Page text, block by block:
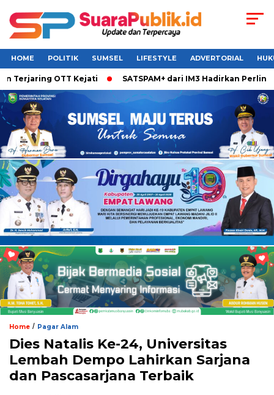
HOME POLITIK SUMSEL LIFESTYLE ADVERTORIAL
OTT Kejati SATSPAM+ dari IM3 Hadirkan
Home / Pagar Alam
Dies Natalis Ke-24, Universitas
Lembah Dempo Lahirkan Sarjana
dan Pascasarjana Terbaik